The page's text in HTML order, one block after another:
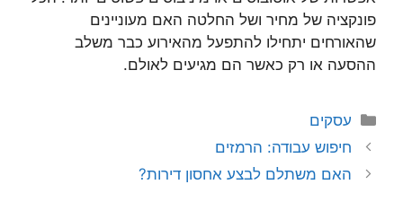
פונקציה של מחיר ושל החלטה האם מעוניינים
שהאורחים יתחילו להתפעל מהאירוע כבר משלב
ההסעה או רק כאשר הם מגיעים לאולם.
קטגוריות
עסקים
חיפוש עבודה: הרמזים
האם משתלם לבצע אחסון דירות?